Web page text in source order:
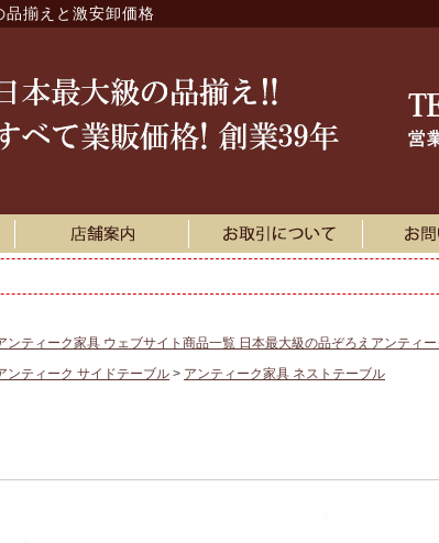
揃えと激安卸価格
ンティーク家具 ウェブサイト商品一覧 日本最大級の品ぞろえアンティ
ンティーク サイドテーブル アンティーク家具 ネストテーブル